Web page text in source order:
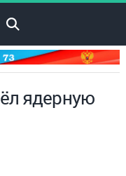
ядерную